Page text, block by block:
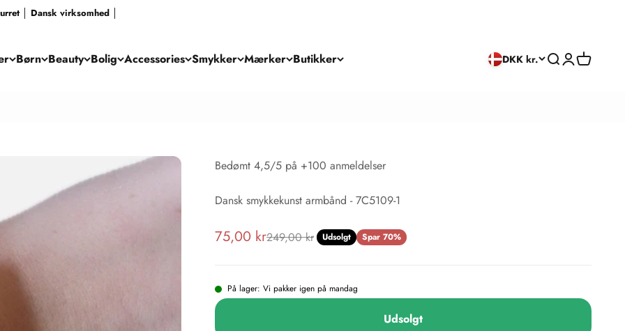
│ Dansk virksomhed │
Børn Beauty Bolig Accessories Smykker Mærker Butikker DKK kr. SøgLog ind
Kurv
Bedømt 4,5/5 på +100 anmeldelser
Dansk smykkekunst armbånd - 7C5109-1
Salgspris
75,00 krNormalpris
249,00 kr Udsolgt Spar 70%
På lager: Vi pakker igen på mandag
Udsolgt